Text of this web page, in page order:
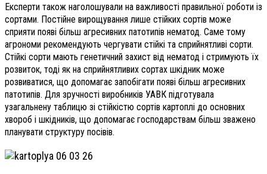
Експерти також наголошували на важливості правильної роботи із
сортами. Постійне вирощування лише стійких сортів може
сприяти появі більш агресивних патотипів нематод. Саме тому
агрономи рекомендують чергувати стійкі та сприйнятливі сорти.
Стійкі сорти мають генетичний захист від нематод і стримують їх
розвиток, тоді як на сприйнятливих сортах шкідник може
розвиватися, що допомагає запобігати появі більш агресивних
патотипів. Для зручності виробників УАВК підготувала
узагальнену таблицю зі стійкістю сортів картоплі до основних
хвороб і шкідників, що допомагає господарствам більш зважено
планувати структуру посівів.